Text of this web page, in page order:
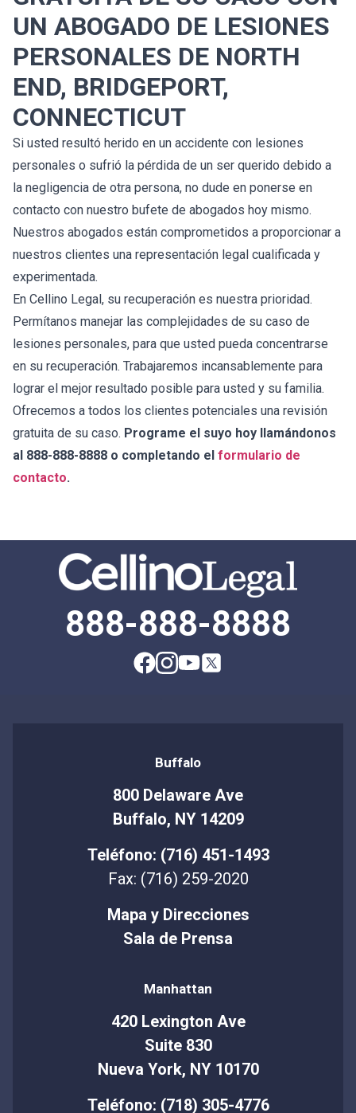
UN ABOGADO DE LESIONES
PERSONALES DE NORTH
END, BRIDGEPORT,
CONNECTICUT
Si usted resultó herido en un accidente con lesiones
personales o sufrió la pérdida de un ser querido debido a
la negligencia de otra persona, no dude en ponerse en
contacto con nuestro bufete de abogados hoy mismo.
Nuestros abogados están comprometidos a proporcionar a
nuestros clientes una representación legal cualificada y
experimentada.
En Cellino Legal, su recuperación es nuestra prioridad.
Permítanos manejar las complejidades de su caso de
lesiones personales, para que usted pueda concentrarse
en su recuperación. Trabajaremos incansablemente para
lograr el mejor resultado posible para usted y su familia.
Ofrecemos a todos los clientes potenciales una revisión
gratuita de su caso. Programe el suyo hoy llamándonos
al 888-888-8888 o completando el formulario de
contacto.
888-888-8888
Buffalo
800 Delaware Ave
Buffalo, NY 14209
Teléfono: (716) 451-1493
Fax: (716) 259-2020
Mapa y Direcciones
Sala de Prensa
Manhattan
420 Lexington Ave
Suite 830
Nueva York, NY 10170
Teléfono: (718) 305-4776